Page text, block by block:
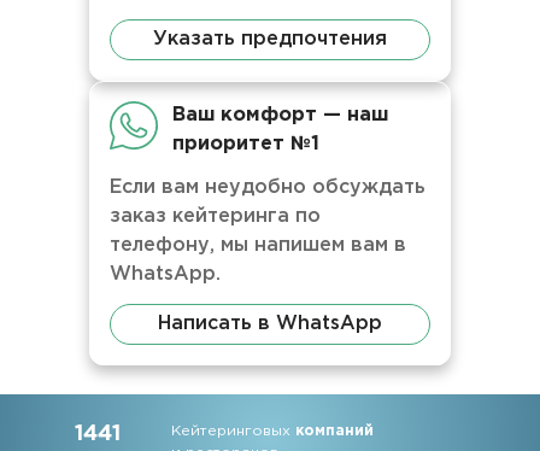
Указать предпочтения
Ваш комфорт — наш
приоритет №1
Если вам неудобно обсуждать
заказ кейтеринга по
телефону, мы напишем вам в
WhatsApp.
Написать в WhatsApp
1441 Кейтеринговых компаний